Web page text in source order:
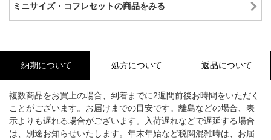
ミニサイズ・コフレセットの商品をみる
納期について 処方について 返品について
複数商品をお買上の場合、到着までに2週間前後お時間をいただく
ことがございます。お届けまでの目安です。離島などの場合、表
示よりも遅れる場合がございます。入荷遅れなどで遅延する場合
は、別途お知らせいたします。年末年始など税関混雑時は、お届